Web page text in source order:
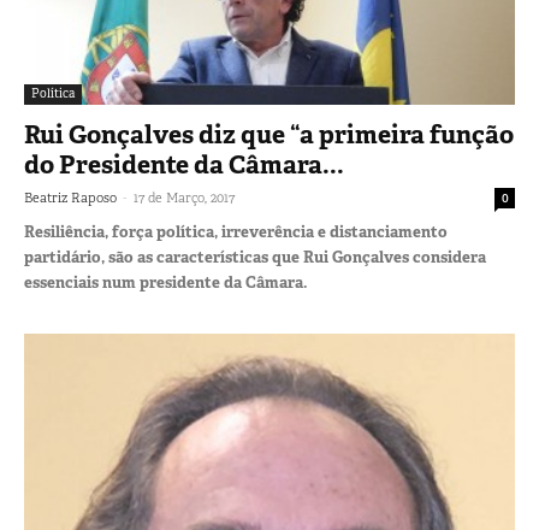
Política
Rui Gonçalves diz que “a primeira função
do Presidente da Câmara...
Beatriz Raposo - 17 de Março, 2017 0
Resiliência, força política, irreverência e distanciamento
partidário, são as características que Rui Gonçalves considera
essenciais num presidente da Câmara.